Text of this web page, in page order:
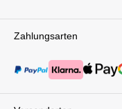
Zahlungsarten